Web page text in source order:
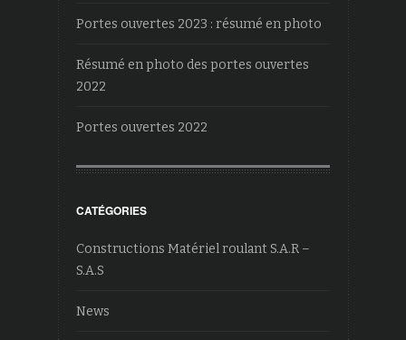
Portes ouvertes 2023 : résumé en photo
Résumé en photo des portes ouvertes
2022
Portes ouvertes 2022
CATÉGORIES
Constructions Matériel roulant S.A.R –
S.A.S
News